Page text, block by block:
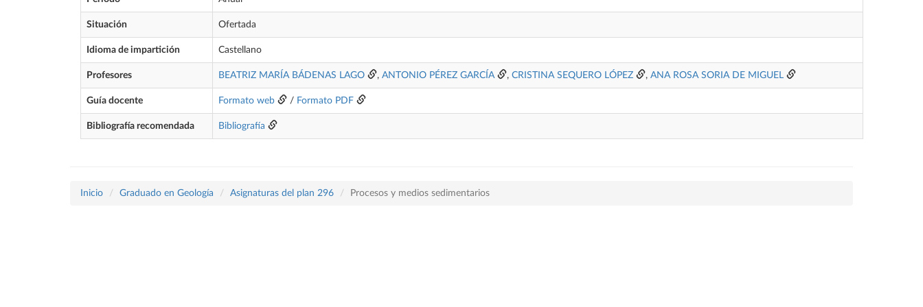
Situación Ofertada
Idioma de impartición Castellano
Profesores BEATRIZ MARÍA BÁDENAS LAGO , ANTONIO PÉREZ GARCÍA , CRISTINA SEQUERO LÓPEZ , ANA ROSA SORIA DE MIGUEL
Guía docente Formato web / Formato PDF
Bibliografía recomendada Bibliografía
Inicio Graduado en Geología Asignaturas del plan 296 Procesos y medios sedimentarios